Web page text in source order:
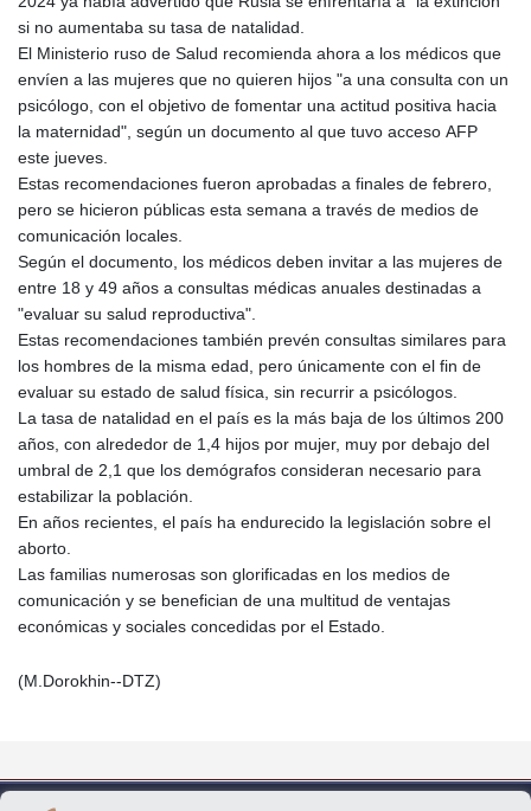
si no aumentaba su tasa de natalidad.
El Ministerio ruso de Salud recomienda ahora a los médicos que
envíen a las mujeres que no quieren hijos "a una consulta con un
psicólogo, con el objetivo de fomentar una actitud positiva hacia
la maternidad", según un documento al que tuvo acceso AFP
este jueves.
Estas recomendaciones fueron aprobadas a finales de febrero,
pero se hicieron públicas esta semana a través de medios de
comunicación locales.
Según el documento, los médicos deben invitar a las mujeres de
entre 18 y 49 años a consultas médicas anuales destinadas a
"evaluar su salud reproductiva".
Estas recomendaciones también prevén consultas similares para
los hombres de la misma edad, pero únicamente con el fin de
evaluar su estado de salud física, sin recurrir a psicólogos.
La tasa de natalidad en el país es la más baja de los últimos 200
años, con alrededor de 1,4 hijos por mujer, muy por debajo del
umbral de 2,1 que los demógrafos consideran necesario para
estabilizar la población.
En años recientes, el país ha endurecido la legislación sobre el
aborto.
Las familias numerosas son glorificadas en los medios de
comunicación y se benefician de una multitud de ventajas
económicas y sociales concedidas por el Estado.
(M.Dorokhin--DTZ)